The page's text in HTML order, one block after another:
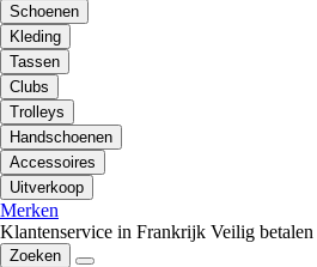
Schoenen
Kleding
Tassen
Clubs
Trolleys
Handschoenen
Accessoires
Uitverkoop
Merken
Klantenservice in Frankrijk Veilig betalen
Zoeken